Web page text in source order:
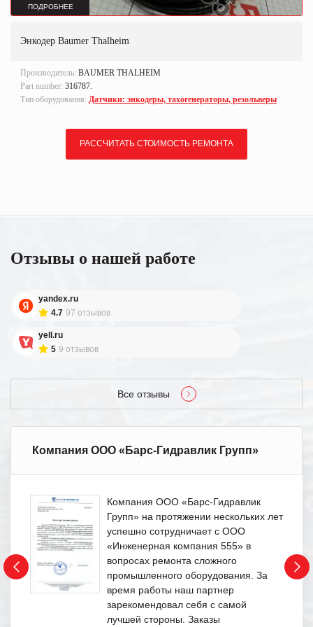
ПОДРОБНЕЕ
Энкодер Baumer Thalheim
Производитель: BAUMER THALHEIM
Part number: 316787.
Тип оборудования: Датчики: энкодеры, тахогенераторы, резольверы
РАССЧИТАТЬ СТОИМОСТЬ РЕМОНТА
Отзывы о нашей работе
yandex.ru
4.7 97 отзывов
yell.ru
5 9 отзывов
Все отзывы
Компания ООО «Барс-Гидравлик Групп»
Компания ООО «Барс-Гидравлик
Групп» на протяжении нескольких лет
успешно сотрудничает с ООО
«Инженерная компания 555» в
вопросах ремонта сложного
промышленного оборудования. За
время работы наш партнер
зарекомендовал себя с самой
лучшей стороны. Заказы